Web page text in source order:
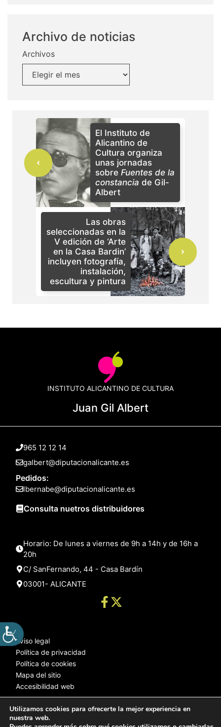
Archivo de noticias
Archivos
El Instituto de
Alicantino de
Cultura organiza
unas jornadas
sobre Fuentes de la
constancia de Gil-
Albert
Las obras
seleccionadas en la
V edición de ‘Arte
en la Casa Bardin’
incluyen fotografía,
instalación,
escultura y pintura
INSTITUTO ALICANTINO DE CULTURA
Juan Gil Albert
965 12 12 14
galbert@diputacionalicante.es
Pedidos:
lbernabe@diputacionalicante.es
Consulta nuetros distribuidores
Horario: De lunes a viernes de 9h a 14h y de 16h a
20h
C/ SanFernando, 44 - Casa Bardín
03001- ALICANTE
Aviso legal
Política de privacidad
Política de cookies
Mapa del sitio
Accesibilidad web
© 2025 Web desarrollada por el Servicio de Informática de Diputación
Utilizamos cookies para ofrecerte la mejor experiencia en
nuestra web.